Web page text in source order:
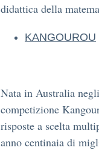
didattica della
KANGOUROU
Nata in Australia
competizione
risposte a scelta
anno centinaia di